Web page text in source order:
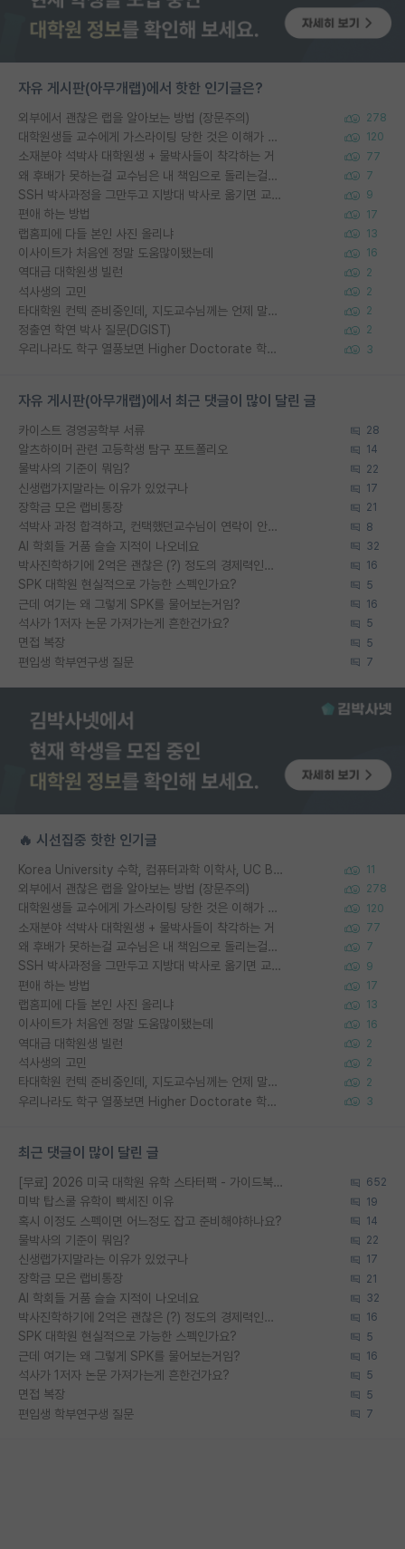
자유 게시판(아무개랩)에서 핫한 인기글은?
외부에서 괜찮은 랩을 알아보는 방법 (장문주의) 278
대학원생들 교수에게 가스라이팅 당한 것은 이해가 갑니다. 안타깝네요. 120
소재분야 석박사 대학원생 + 물박사들이 착각하는 거 77
왜 후배가 못하는걸 교수님은 내 책임으로 돌리는걸까요? 7
SSH 박사과정을 그만두고 지방대 박사로 옮기면 교수의 꿈은 끝일까요? 9
편애 하는 방법 17
랩홈피에 다들 본인 사진 올리냐 13
이사이트가 처음엔 정말 도움많이됐는데 16
역대급 대학원생 빌런 2
석사생의 고민 2
타대학원 컨텍 준비중인데, 지도교수님께는 언제 말씀드려야 할까요? 2
정출연 학연 박사 질문(DGIST) 2
우리나라도 학구 열풍보면 Higher Doctorate 학위가 필요하다고 봅니다. 3
자유 게시판(아무개랩)에서 최근 댓글이 많이 달린 글
카이스트 경영공학부 서류 28
알츠하이머 관련 고등학생 탐구 포트폴리오 14
물박사의 기준이 뭐임? 22
신생랩가지말라는 이유가 있었구나 17
장학금 모은 랩비통장 21
석박사 과정 합격하고, 컨택했던교수님이 연락이 안됩니다... 8
AI 학회들 거품 슬슬 지적이 나오네요 32
박사진학하기에 2억은 괜찮은 (?) 정도의 경제력인가요 16
SPK 대학원 현실적으로 가능한 스펙인가요? 5
근데 여기는 왜 그렇게 SPK를 물어보는거임? 16
석사가 1저자 논문 가져가는게 흔한건가요? 5
면접 복장 5
편입생 학부연구생 질문 7
🔥 시선집중 핫한 인기글
Korea University 수학, 컴퓨터과학 이학사, UC Berkeley 산업공학 대학원 공학박사가 되는 것은 쉽지 않겠죠? 11
외부에서 괜찮은 랩을 알아보는 방법 (장문주의) 278
대학원생들 교수에게 가스라이팅 당한 것은 이해가 갑니다. 안타깝네요. 120
소재분야 석박사 대학원생 + 물박사들이 착각하는 거 77
왜 후배가 못하는걸 교수님은 내 책임으로 돌리는걸까요? 7
SSH 박사과정을 그만두고 지방대 박사로 옮기면 교수의 꿈은 끝일까요? 9
편애 하는 방법 17
랩홈피에 다들 본인 사진 올리냐 13
이사이트가 처음엔 정말 도움많이됐는데 16
역대급 대학원생 빌런 2
석사생의 고민 2
타대학원 컨텍 준비중인데, 지도교수님께는 언제 말씀드려야 할까요? 2
우리나라도 학구 열풍보면 Higher Doctorate 학위가 필요하다고 봅니다. 3
최근 댓글이 많이 달린 글
[무료] 2026 미국 대학원 유학 스타터팩 - 가이드북 & 합격자 컨택메일 템플릿 652
미박 탑스쿨 유학이 빡세진 이유 19
혹시 이정도 스펙이면 어느정도 잡고 준비해야하나요? 14
물박사의 기준이 뭐임? 22
신생랩가지말라는 이유가 있었구나 17
장학금 모은 랩비통장 21
AI 학회들 거품 슬슬 지적이 나오네요 32
박사진학하기에 2억은 괜찮은 (?) 정도의 경제력인가요 16
SPK 대학원 현실적으로 가능한 스펙인가요? 5
근데 여기는 왜 그렇게 SPK를 물어보는거임? 16
석사가 1저자 논문 가져가는게 흔한건가요? 5
면접 복장 5
편입생 학부연구생 질문 7